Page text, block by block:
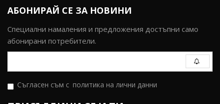
АБОНИРАЙ СЕ ЗА НОВИНИ
Специални намаления и предложения достъпни само
абонирани потребители.
Съгласен съм с политика на лични данни